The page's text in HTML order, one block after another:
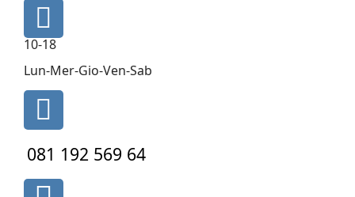
fa
clock-
o
10-18
Lun-Mer-Gio-Ven-Sab
fa
081 192 569 64
fas